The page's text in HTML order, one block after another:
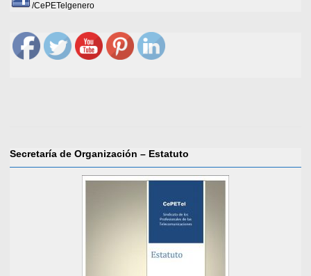
/CePETelgenero
Secretaría de Organización – Estatuto